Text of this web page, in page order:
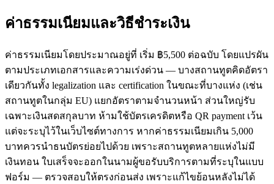
ค่าธรรมเนียมและวิธีชำระเงิน
ค่าธรรมเนียมโดยประมาณอยู่ที่ เริ่ม ฿5,500 ต่อฉบับ โดยแปรผัน
ตามประเภทเอกสารและความเร่งด่วน — บางสถานทูตคิดอัตรา
เดียวกันทั้ง legalization และ certification ในขณะที่บางแห่ง (เช่น
สถานทูตในกลุ่ม EU) แยกอัตราตามจำนวนหน้า ส่วนใหญ่รับ
เฉพาะเงินสดสกุลบาท ห้ามใช้บัตรเครดิตหรือ QR payment เว้น
แต่จะระบุไว้ในเว็บไซต์ทางการ หากค่าธรรมเนียมเกิน 5,000
บาทควรนำธนบัตรย่อยไปด้วย เพราะสถานทูตหลายแห่งไม่มี
เงินทอน ใบเสร็จจะออกในนามผู้ขอรับบริการตามที่ระบุในแบบ
ฟอร์ม — ตรวจสอบให้ตรงก่อนส่ง เพราะแก้ไขย้อนหลังไม่ได้